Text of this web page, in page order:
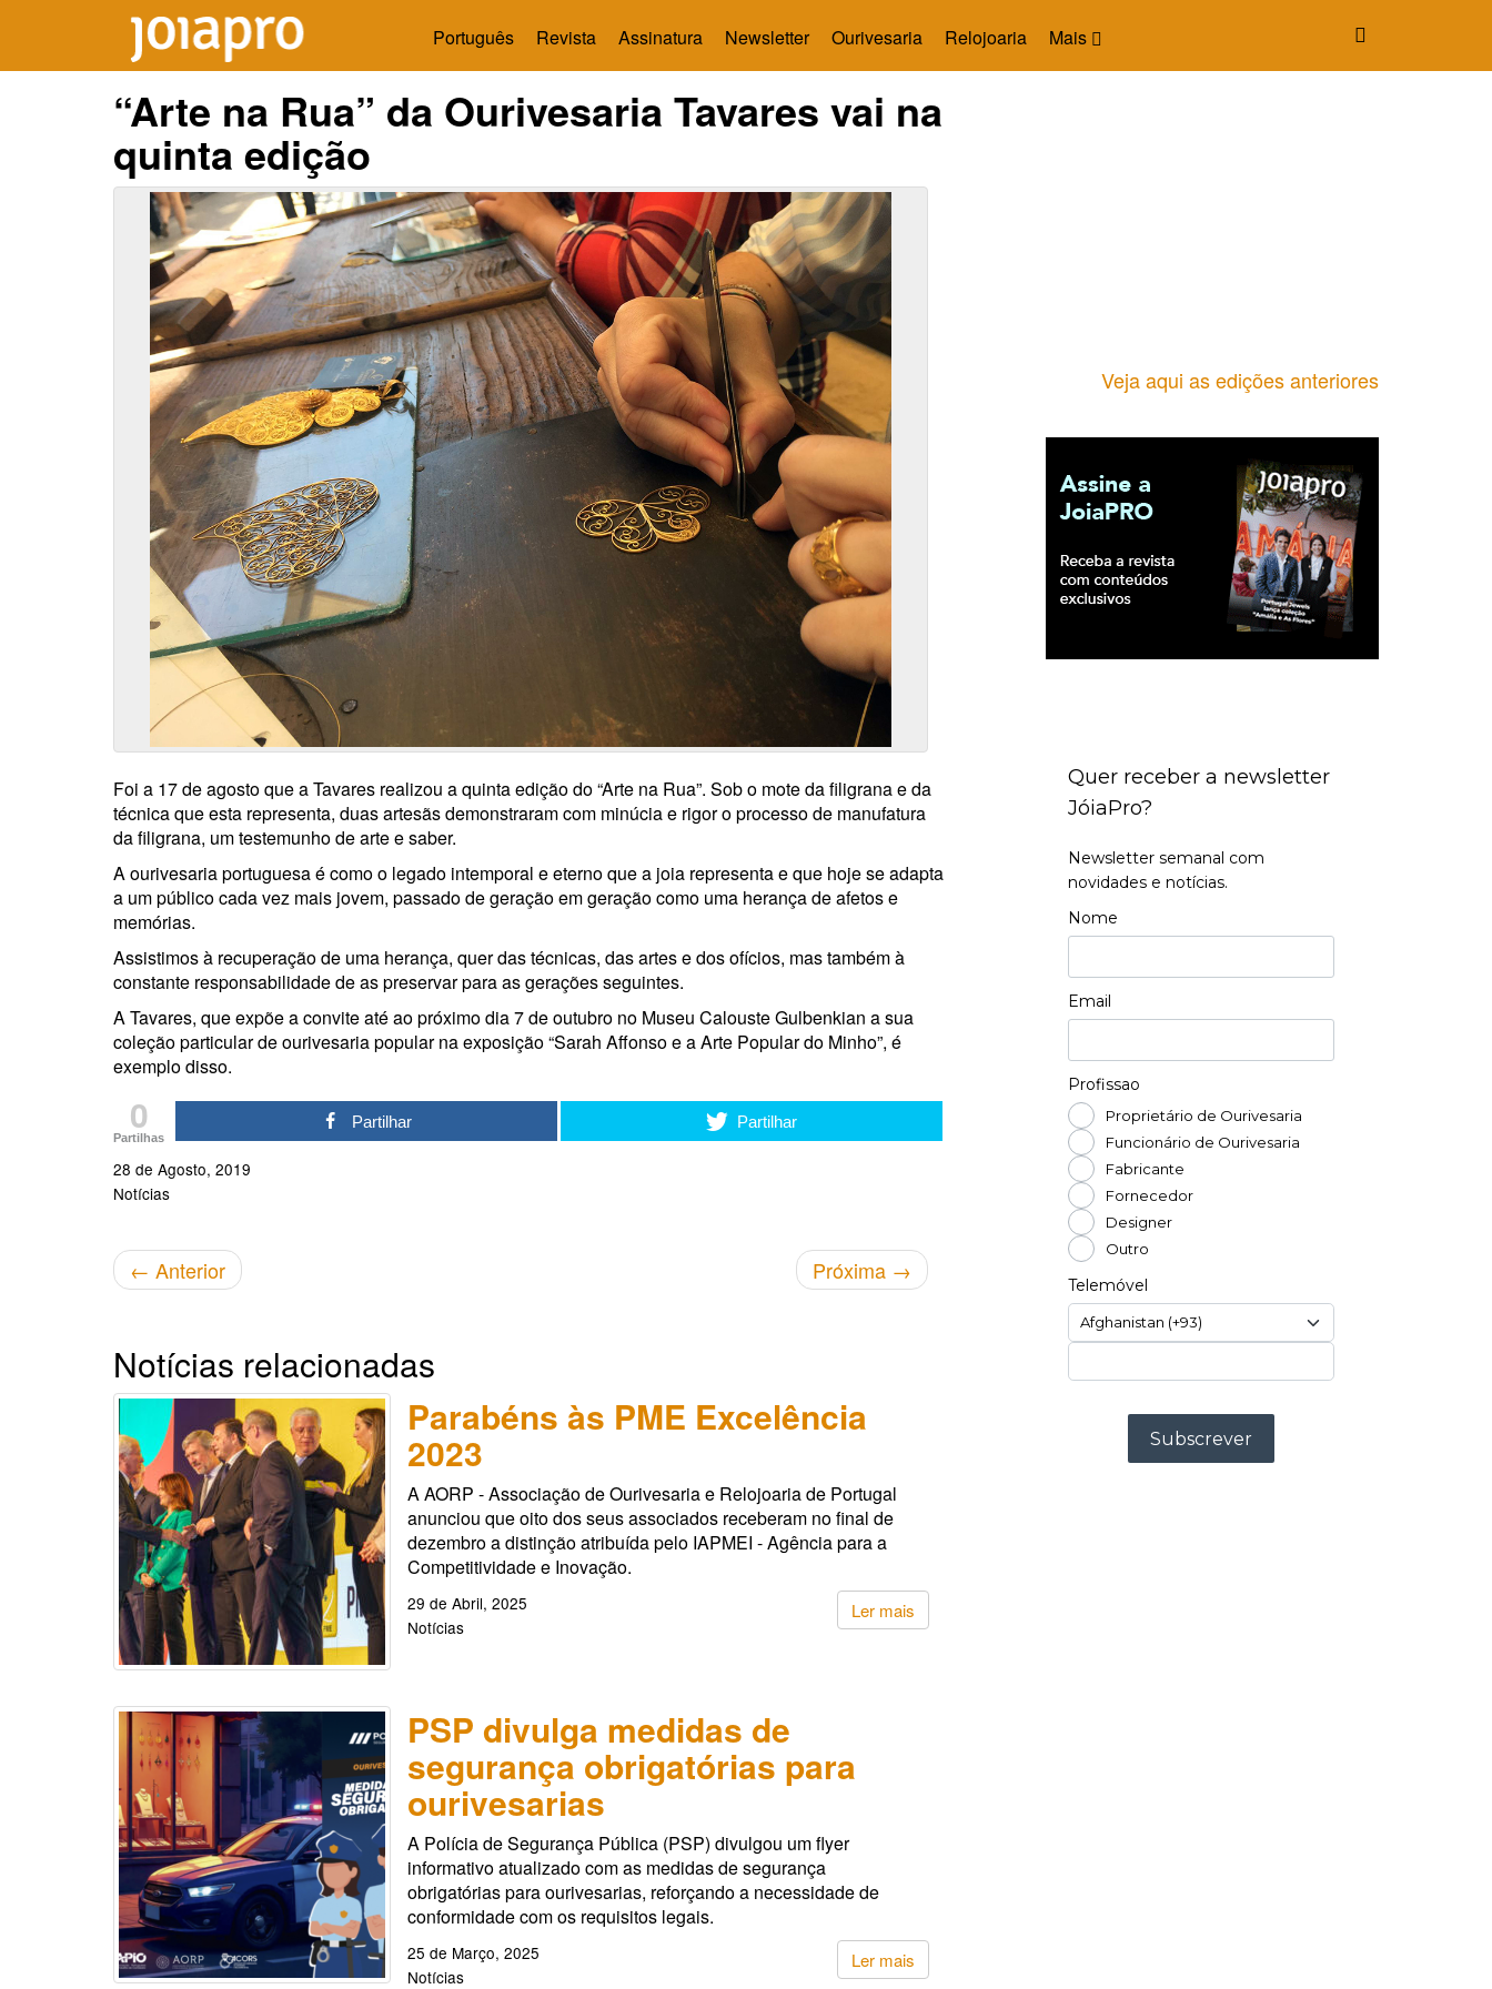
Mais
Português Revista Assinatura Newsletter Ourivesaria Relojoaria
“Arte na Rua” da Ourivesaria Tavares vai na
quinta edição
Foi a 17 de agosto que a Tavares realizou a quinta edição do “Arte na Rua”. Sob o mote da filigrana e da
técnica que esta representa, duas artesãs demonstraram com minúcia e rigor o processo de manufatura
da filigrana, um testemunho de arte e saber.
A ourivesaria portuguesa é como o legado intemporal e eterno que a joia representa e que hoje se adapta
a um público cada vez mais jovem, passado de geração em geração como uma herança de afetos e
memórias.
Assistimos à recuperação de uma herança, quer das técnicas, das artes e dos ofícios, mas também à
constante responsabilidade de as preservar para as gerações seguintes.
A Tavares, que expõe a convite até ao próximo dia 7 de outubro no Museu Calouste Gulbenkian a sua
coleção particular de ourivesaria popular na exposição “Sarah Affonso e a Arte Popular do Minho”, é
exemplo disso.
0
Partilhas
Partilhar Partilhar
28 de Agosto, 2019
Notícias
← Anterior Próxima →
Veja aqui as edições anteriores
Notícias relacionadas
Parabéns às PME Excelência
2023
A AORP - Associação de Ourivesaria e Relojoaria de Portugal
anunciou que oito dos seus associados receberam no final de
dezembro a distinção atribuída pelo IAPMEI - Agência para a
Competitividade e Inovação.
Ler mais
29 de Abril, 2025
Notícias
PSP divulga medidas de
segurança obrigatórias para
ourivesarias
A Polícia de Segurança Pública (PSP) divulgou um flyer
informativo atualizado com as medidas de segurança
obrigatórias para ourivesarias, reforçando a necessidade de
conformidade com os requisitos legais.
Ler mais
25 de Março, 2025
Notícias